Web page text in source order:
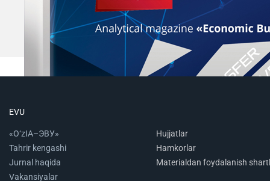
EVU
«O‘zIA–ЭВУ»
Tahrir kengashi
Jurnal haqida
Vakansiyalar
Hujjatlar
Hamkorlar
Materialdan foydalanish